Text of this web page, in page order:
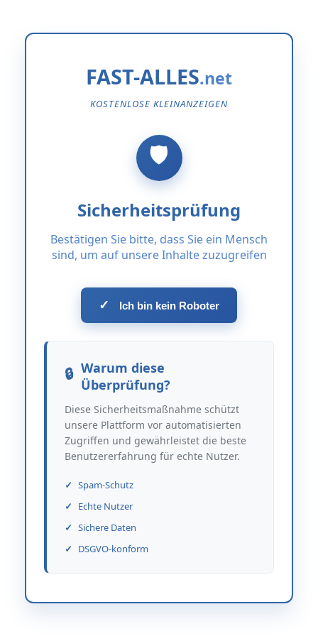
FAST-ALLES
KOSTENLOSE KLEINANZEIGEN
Sicherheitsprüfung
Bestätigen Sie bitte, dass Sie ein Mensch
sind, um auf unsere Inhalte zuzugreifen
✓ Ich bin kein Roboter
Warum diese
Überprüfung?
Diese Sicherheitsmaßnahme schützt
unsere Plattform vor automatisierten
Zugriffen und gewährleistet die beste
Benutzererfahrung für echte Nutzer.
Spam-Schutz
Echte Nutzer
Sichere Daten
DSGVO-konform